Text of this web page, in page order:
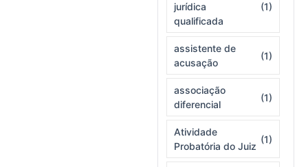
jurídica
qualificada
(1)
assistente de
acusação
(1)
associação
diferencial
(1)
Atividade
Probatória do Juiz
(1)